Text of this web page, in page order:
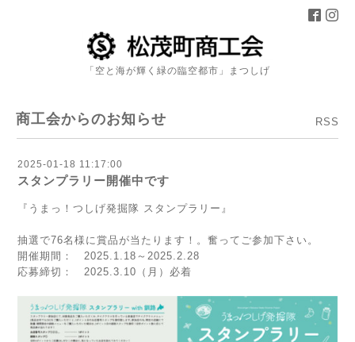
「空と海が輝く緑の臨空都市」まつしげ
商工会からのお知らせ RSS
2025-01-18 11:17:00
スタンプラリー開催中です
『うまっ！つしげ発掘隊 スタンプラリー』
抽選で76名様に賞品が当たります！。奮ってご参加下さい。
開催期間： 2025.1.18～2025.2.28
応募締切： 2025.3.10（月）必着